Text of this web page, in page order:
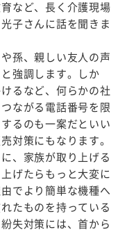
など、長く介護現場
子さんに話を聞きま
孫、親しい友人の声
強調します。しか
るなど、何らかの社
ながる電話番号を限
るのも一案だといい
対策にもなります。
、家族が取り上げる
げたらもっと大変に
でより簡単な機種へ
たものを持っている
失対策には、首から